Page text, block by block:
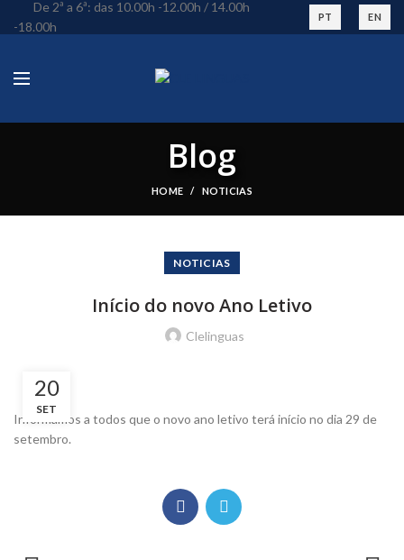
De 2ª a 6ª: das 10.00h -12.00h / 14.00h
-18.00h
PT EN
Blog
HOME NOTICIAS
NOTICIAS
Início do novo Ano Letivo
Clelinguas
20
SET
Informamos a todos que o novo ano letivo terá início no dia 29 de
setembro.